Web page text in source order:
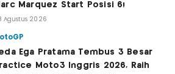
Marquez Start Posisi 6!
Agustus 2026
Ega Pratama Tembus 3 Besar
Moto3 Inggris 2026, Raih